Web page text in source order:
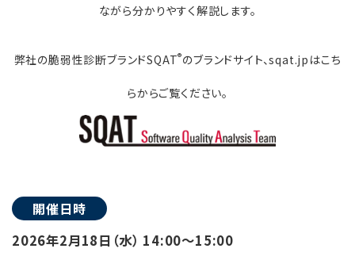
ながら分かりやすく解説します。
弊社の脆弱性診断ブランドSQAT®のブランドサイト、sqat.jpはこち
らからご覧ください。
開催日時
2026年2月18日（水） 14:00～15:00